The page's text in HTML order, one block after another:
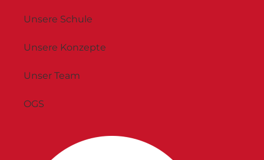
Unsere Schule
Unsere Konzepte
Unser Team
OGS